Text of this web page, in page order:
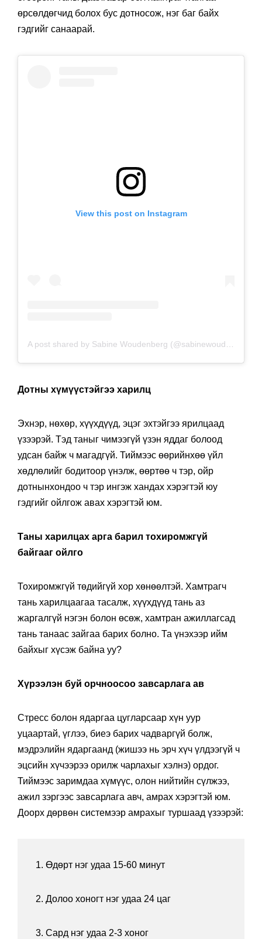
өрсөлдөгчид болох бус дотносож, нэг баг байх
гэдгийг санаарай.
View this post on Instagram
Дотны хүмүүстэйгээ харилц
Эхнэр, нөхөр, хүүхдүүд, эцэг эхтэйгээ ярилцаад
үзээрэй. Тэд таныг чимээгүй үзэн яддаг болоод
удсан байж ч магадгүй. Тиймээс өөрийнхөө үйл
хөдлөлийг бодитоор үнэлж, өөртөө ч тэр, ойр
дотнынхондоо ч тэр ингэж хандах хэрэгтэй юу
гэдгийг ойлгож авах хэрэгтэй юм.
Таны харилцах арга барил тохиромжгүй
байгааг ойлго
Тохиромжгүй төдийгүй хор хөнөөлтэй. Хамтрагч
тань харилцаагаа тасалж, хүүхдүүд тань аз
жаргалгүй нэгэн болон өсөж, хамтран ажиллагсад
тань танаас зайгаа барих болно. Та үнэхээр ийм
байхыг хүсэж байна уу?
Хүрээлэн буй орчноосоо завсарлага ав
Стресс болон ядаргаа цугларсаар хүн уур
уцаартай, үглээ, биеэ барих чадваргүй болж,
мэдрэлийн ядаргаанд (жишээ нь эрч хүч үлдээгүй ч
эцсийн хүчээрээ орилж чарлахыг хэлнэ) ордог.
Тиймээс заримдаа хүмүүс, олон нийтийн сүлжээ,
ажил зэргээс завсарлага авч, амрах хэрэгтэй юм.
Доорх дөрвөн системээр амрахыг туршаад үзээрэй:
1. Өдөрт нэг удаа 15-60 минут
2. Долоо хоногт нэг удаа 24 цаг
3. Сард нэг удаа 2-3 хоног